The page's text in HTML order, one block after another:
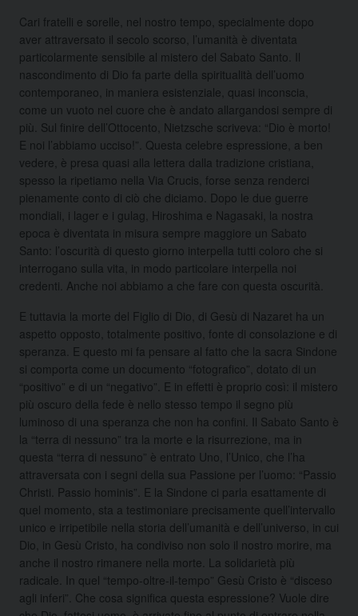
Cari fratelli e sorelle, nel nostro tempo, specialmente dopo
aver attraversato il secolo scorso, l’umanità è diventata
particolarmente sensibile al mistero del Sabato Santo. Il
nascondimento di Dio fa parte della spiritualità dell’uomo
contemporaneo, in maniera esistenziale, quasi inconscia,
come un vuoto nel cuore che è andato allargandosi sempre di
più. Sul finire dell’Ottocento, Nietzsche scriveva: “Dio è morto!
E noi l’abbiamo ucciso!”. Questa celebre espressione, a ben
vedere, è presa quasi alla lettera dalla tradizione cristiana,
spesso la ripetiamo nella Via Crucis, forse senza renderci
pienamente conto di ciò che diciamo. Dopo le due guerre
mondiali, i lager e i gulag, Hiroshima e Nagasaki, la nostra
epoca è diventata in misura sempre maggiore un Sabato
Santo: l’oscurità di questo giorno interpella tutti coloro che si
interrogano sulla vita, in modo particolare interpella noi
credenti. Anche noi abbiamo a che fare con questa oscurità.
E tuttavia la morte del Figlio di Dio, di Gesù di Nazaret ha un
aspetto opposto, totalmente positivo, fonte di consolazione e di
speranza. E questo mi fa pensare al fatto che la sacra Sindone
si comporta come un documento “fotografico”, dotato di un
“positivo” e di un “negativo”. E in effetti è proprio così: il mistero
più oscuro della fede è nello stesso tempo il segno più
luminoso di una speranza che non ha confini. Il Sabato Santo è
la “terra di nessuno” tra la morte e la risurrezione, ma in
questa “terra di nessuno” è entrato Uno, l’Unico, che l’ha
attraversata con i segni della sua Passione per l’uomo: “Passio
Christi. Passio hominis”. E la Sindone ci parla esattamente di
quel momento, sta a testimoniare precisamente quell’intervallo
unico e irripetibile nella storia dell’umanità e dell’universo, in cui
Dio, in Gesù Cristo, ha condiviso non solo il nostro morire, ma
anche il nostro rimanere nella morte. La solidarietà più
radicale. In quel “tempo-oltre-il-tempo” Gesù Cristo è “disceso
agli inferi”. Che cosa significa questa espressione? Vuole dire